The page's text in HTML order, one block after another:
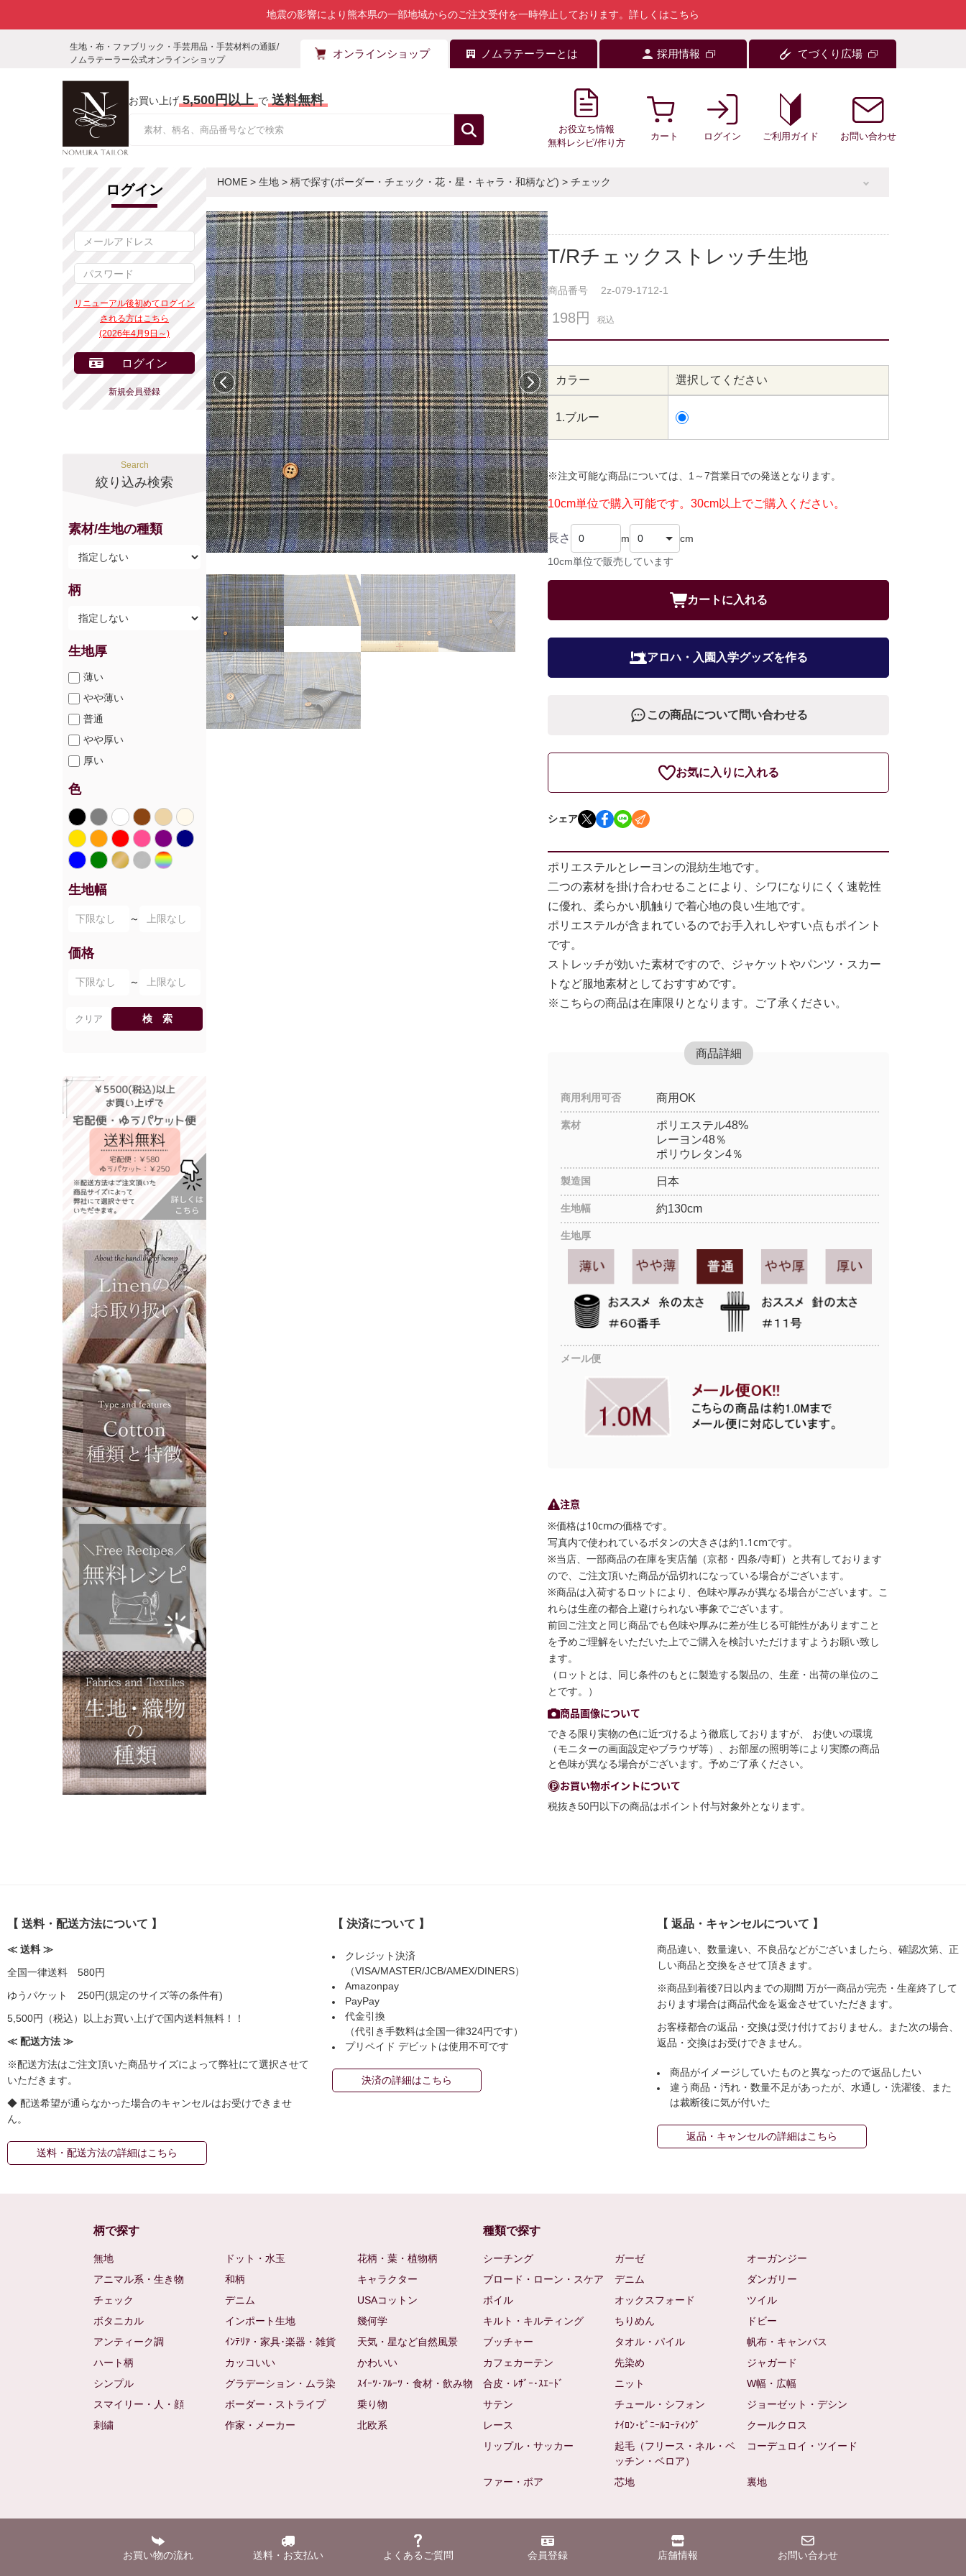
地震の影響により熊本県の一部地域からのご注文受付を一時停止しております。 詳しくはこちら
生地・布・ファブリック・手芸用品・手芸材料の通販/
ノムラテーラー公式オンラインショップ
オンラインショップ ノムラテーラーとは 採用情報 てづくり広場
お買い上げ 5,500円以上 で 送料無料
お役立ち情報
無料レシピ/作り方
カート ログイン ご利用ガイド お問い合わせ
ログイン
リニューアル後初めてログイン
される方はこちら
(2026年4月9日～)
ログイン
新規会員登録
Search
絞り込み検索
素材/生地の種類
柄
生地厚
薄い
やや薄い
普通
やや厚い
厚い
色
生地幅
～
価格
～
クリア 検 索
HOME > 生地 > 柄で探す(ボーダー・チェック・花・星・キャラ・和柄など) > チェック
前へ 次へ
T/Rチェックストレッチ生地
商品番号 2z-079-1712-1
198円 税込
カラー 選択してください
1.ブルー
※注文可能な商品については、1～7営業日での発送となります。
10cm単位で購入可能です。30cm以上でご購入ください。
長さ m cm
10cm単位で販売しています
カートに入れる
アロハ・入園入学グッズを作る
この商品について問い合わせる
お気に入りに入れる
シェア
ポリエステルとレーヨンの混紡生地です。
二つの素材を掛け合わせることにより、シワになりにくく速乾性
に優れ、柔らかい肌触りで着心地の良い生地です。
ポリエステルが含まれているのでお手入れしやすい点もポイント
です。
ストレッチが効いた素材ですので、ジャケットやパンツ・スカー
トなど服地素材としておすすめです。
※こちらの商品は在庫限りとなります。ご了承ください。
商品詳細
商用利用可否 商用OK
素材
ポリエステル48%
レーヨン48％
ポリウレタン4％
製造国 日本
生地幅 約130cm
生地厚
メール便
注意
※価格は10cmの価格です。
写真内で使われているボタンの大きさは約1.1cmです。
※当店、一部商品の在庫を実店舗（京都・四条/寺町）と共有しております
ので、ご注文頂いた商品が品切れになっている場合がございます。
※商品は入荷するロットにより、色味や厚みが異なる場合がございます。こ
れらは生産の都合上避けられない事象でございます。
前回ご注文と同じ商品でも色味や厚みに差が生じる可能性がありますこと
を予めご理解をいただいた上でご購入を検討いただけますようお願い致し
ます。
（ロットとは、同じ条件のもとに製造する製品の、生産・出荷の単位のこ
とです。）
商品画像について
できる限り実物の色に近づけるよう徹底しておりますが、 お使いの環境
（モニターの画面設定やブラウザ等）、お部屋の照明等により実際の商品
と色味が異なる場合がございます。予めご了承ください。
お買い物ポイントについて
税抜き50円以下の商品はポイント付与対象外となります。
【 送料・配送方法について 】
≪ 送料 ≫
全国一律送料 580円
ゆうパケット 250円(規定のサイズ等の条件有)
5,500円（税込）以上お買い上げで国内送料無料！！
≪ 配送方法 ≫
※配送方法はご注文頂いた商品サイズによって弊社にて選択させて
いただきます。
◆ 配送希望が通らなかった場合のキャンセルはお受けできませ
ん。
送料・配送方法の詳細はこちら
【 決済について 】
クレジット決済
（VISA/MASTER/JCB/AMEX/DINERS）
Amazonpay
PayPay
代金引換
（代引き手数料は全国一律324円です）
プリペイド デビットは使用不可です
決済の詳細はこちら
【 返品・キャンセルについて 】
商品違い、数量違い、不良品などがございましたら、確認次第、正
しい商品と交換をさせて頂きます。
※商品到着後7日以内までの期間 万が一商品が完売・生産終了して
おります場合は商品代金を返金させていただきます。
お客様都合の返品・交換は受け付けておりません。また次の場合、
返品・交換はお受けできません。
商品がイメージしていたものと異なったので返品したい
違う商品・汚れ・数量不足があったが、水通し・洗濯後、また
は裁断後に気が付いた
返品・キャンセルの詳細はこちら
柄で探す
無地 ドット・水玉
花柄・葉・植物柄
アニマル系・生き物
和柄
キャラクター
チェック
デニム
USAコットン
ボタニカル
インポート生地
幾何学
アンティーク調
ｲﾝﾃﾘｱ・家具･楽器・雑貨
天気・星など自然風景
ハート柄
カッコいい
かわいい
シンプル
グラデーション・ムラ染
ｽｲｰﾂ･ﾌﾙｰﾂ・食材・飲み物
スマイリー・人・顔
ボーダー・ストライプ
乗り物
刺繍
作家・メーカー 北欧系
種類で探す
シーチング ガーゼ
オーガンジー
ブロード・ローン・スケア
デニム
ダンガリー
ボイル
オックスフォード
ツイル
キルト・キルティング
ちりめん
ドビー
ブッチャー
タオル・パイル
帆布・キャンバス
カフェカーテン
先染め
ジャガード
合皮・ﾚｻﾞｰ･ｽｴｰﾄﾞ
ニット
W幅・広幅
サテン
チュール・シフォン
ジョーゼット・デシン
レース
ﾅｲﾛﾝ･ﾋﾞﾆｰﾙｺｰﾃｨﾝｸﾞ
クールクロス
リップル・サッカー
起毛（フリース・ネル・ベ
ッチン・ベロア）
コーデュロイ・ツイード
ファー・ボア 芯地 裏地
お買い物の流れ 送料・お支払い よくあるご質問 会員登録 店舗情報 お問い合わせ